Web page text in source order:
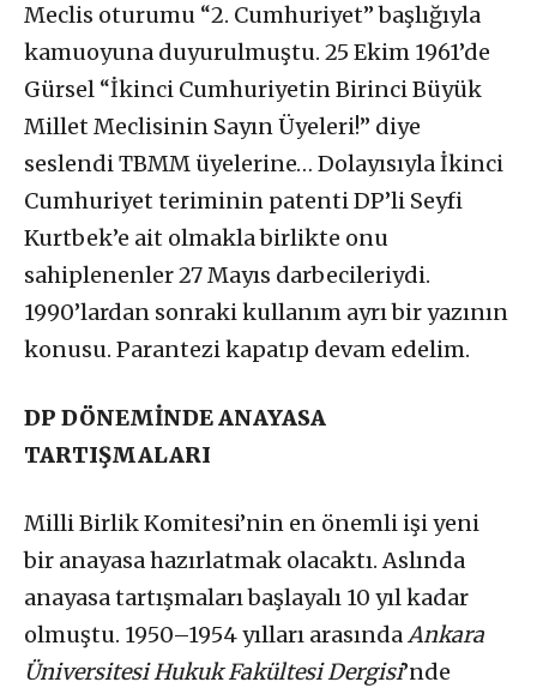
Meclis oturumu “2. Cumhuriyet” başlığıyla
kamuoyuna duyurulmuştu. 25 Ekim 1961’de
Gürsel “İkinci Cumhuriyetin Birinci Büyük
Millet Meclisinin Sayın Üyeleri!” diye
seslendi TBMM üyelerine… Dolayısıyla İkinci
Cumhuriyet teriminin patenti DP’li Seyfi
Kurtbek’e ait olmakla birlikte onu
sahiplenenler 27 Mayıs darbecileriydi.
1990’lardan sonraki kullanım ayrı bir yazının
konusu. Parantezi kapatıp devam edelim.
DP DÖNEMİNDE ANAYASA
TARTIŞMALARI
Milli Birlik Komitesi’nin en önemli işi yeni
bir anayasa hazırlatmak olacaktı. Aslında
anayasa tartışmaları başlayalı 10 yıl kadar
olmuştu. 1950–1954 yılları arasındaAnkara
Üniversitesi Hukuk Fakültesi Dergisi’nde